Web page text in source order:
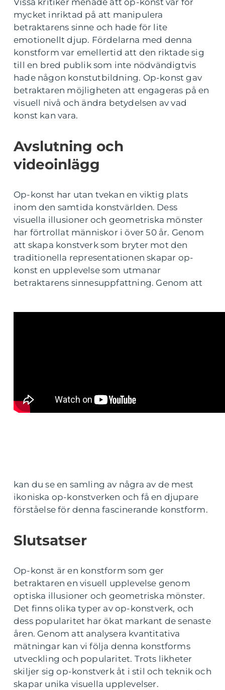
Vissa kritiker menade att op-konst var för
mycket inriktad på att manipulera
betraktarens sinne och hade för lite
emotionellt djup. Fördelarna med denna
konstform var emellertid att den riktade sig
till en bred publik som inte nödvändigtvis
hade någon konstutbildning. Op-konst gav
betraktaren möjligheten att engageras på en
visuell nivå och ändra betydelsen av vad
konst kan vara.
Avslutning och
videoinlägg
Op-konst har utan tvekan en viktig plats
inom den samtida konstvärlden. Dess
visuella illusioner och geometriska mönster
har förtrollat människor i över 50 år. Genom
att skapa konstverk som bryter mot den
traditionella representationen skapar op-
konst en upplevelse som utmanar
betraktarens sinnesuppfattning. Genom att
kan du se en samling av några av de mest
ikoniska op-konstverken och få en djupare
förståelse för denna fascinerande konstform.
Slutsatser
Op-konst är en konstform som ger
betraktaren en visuell upplevelse genom
optiska illusioner och geometriska mönster.
Det finns olika typer av op-konstverk, och
dess popularitet har ökat markant de senaste
åren. Genom att analysera kvantitativa
mätningar kan vi följa denna konstforms
utveckling och popularitet. Trots likheter
skiljer sig op-konstverk åt i stil och teknik och
skapar unika visuella upplevelser.